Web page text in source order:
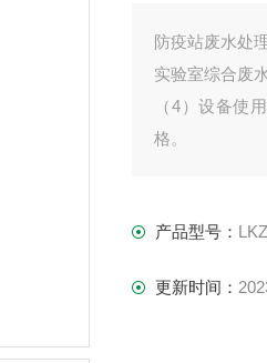
防疫站废水处
实验室综合废
（4）设备使
格。
产品型号：
更新时间：